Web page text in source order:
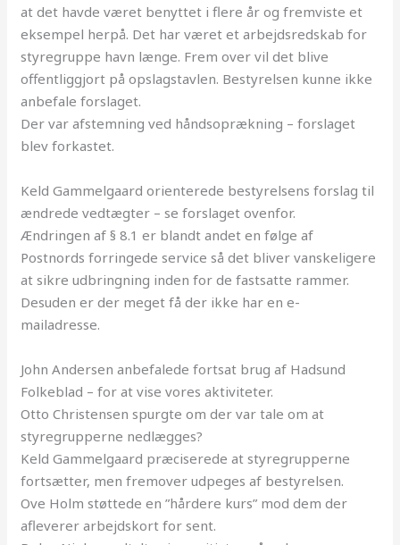
at det havde været benyttet i flere år og fremviste et
eksempel herpå. Det har været et arbejdsredskab for
styregruppe havn længe. Frem over vil det blive
offentliggjort på opslagstavlen. Bestyrelsen kunne ikke
anbefale forslaget.
Der var afstemning ved håndsoprækning – forslaget
blev forkastet.
Keld Gammelgaard orienterede bestyrelsens forslag til
ændrede vedtægter – se forslaget ovenfor.
Ændringen af § 8.1 er blandt andet en følge af
Postnords forringede service så det bliver vanskeligere
at sikre udbringning inden for de fastsatte rammer.
Desuden er der meget få der ikke har en e-
mailadresse.
John Andersen anbefalede fortsat brug af Hadsund
Folkeblad – for at vise vores aktiviteter.
Otto Christensen spurgte om der var tale om at
styregrupperne nedlægges?
Keld Gammelgaard præciserede at styregrupperne
fortsætter, men fremover udpeges af bestyrelsen.
Ove Holm støttede en ”hårdere kurs” mod dem der
afleverer arbejdskort for sent.